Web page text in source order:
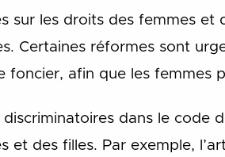
sur les droits des femmes et
Certaines réformes sont
foncier, afin que les femmes
dans le code
et des filles. Par exemple,